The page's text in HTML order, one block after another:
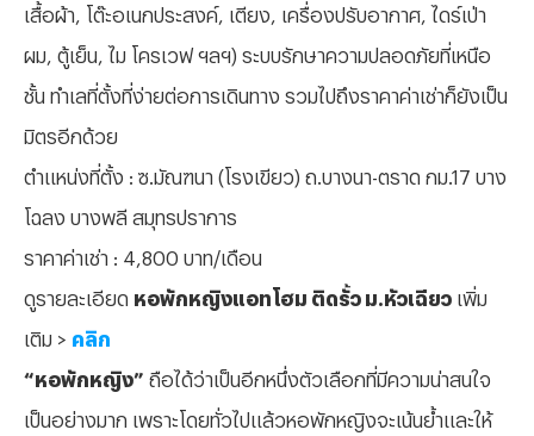
เสื้อผ้า, โต๊ะอเนกประสงค์, เตียง, เครื่องปรับอากาศ, ไดร์เป่า
ผม, ตู้เย็น, ไม โครเวฟ ฯลฯ) ระบบรักษาความปลอดภัยที่เหนือ
ชั้น ทำเลที่ตั้งที่ง่ายต่อการเดินทาง รวมไปถึงราคาค่าเช่าก็ยังเป็น
มิตรอีกด้วย
ตำแหน่งที่ตั้ง : ซ.มัณฑนา (โรงเขียว) ถ.บางนา-ตราด กม.17 บาง
โฉลง บางพลี สมุทรปราการ
ราคาค่าเช่า : 4,800 บาท/เดือน
ดูรายละเอียด หอพักหญิงแอทโฮม ติดรั้ว ม.หัวเฉียว เพิ่ม
เติม > คลิก
“หอพักหญิง” ถือได้ว่าเป็นอีกหนึ่งตัวเลือกที่มีความน่าสนใจ
เป็นอย่างมาก เพราะโดยทั่วไปแล้วหอพักหญิงจะเน้นย้ำและให้